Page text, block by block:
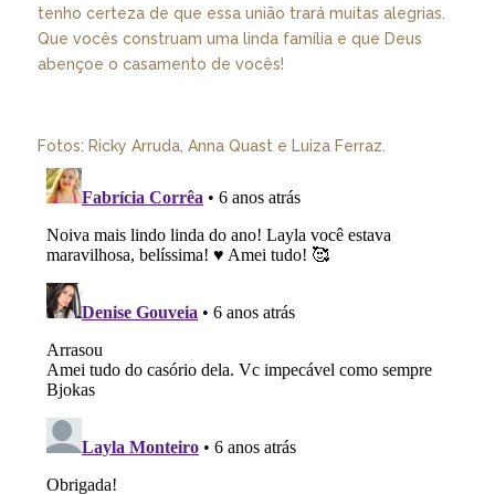
tenho certeza de que essa união trará muitas alegrias.
Que vocês construam uma linda família e que Deus
abençoe o casamento de vocês!
Fotos: Ricky Arruda, Anna Quast e Luiza Ferraz.